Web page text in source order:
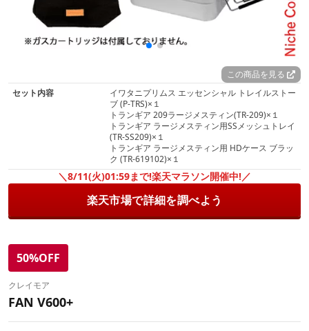
この商品を見る
セット内容
イワタニプリムス エッセンシャル トレイルストー
ブ (P-TRS)×１
トランギア 209ラージメスティン(TR-209)×１
トランギア ラージメスティン用SSメッシュトレイ
(TR-SS209)×１
トランギア ラージメスティン用 HDケース ブラッ
ク (TR-619102)×１
＼8/11(火)01:59まで!楽天マラソン開催中!／
楽天市場で詳細を調べよう
50%OFF
クレイモア
FAN V600+